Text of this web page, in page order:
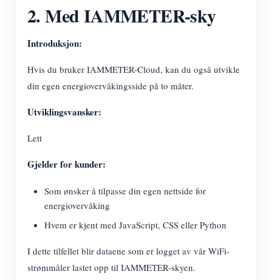
2. Med IAMMETER-sky
Introduksjon:
Hvis du bruker IAMMETER-Cloud, kan du også utvikle
din egen energiovervåkingsside på to måter.
Utviklingsvansker:
Lett
Gjelder for kunder:
Som ønsker å tilpasse din egen nettside for
energiovervåking
Hvem er kjent med JavaScript, CSS eller Python
I dette tilfellet blir dataene som er logget av vår WiFi-
strømmåler lastet opp til IAMMETER-skyen.